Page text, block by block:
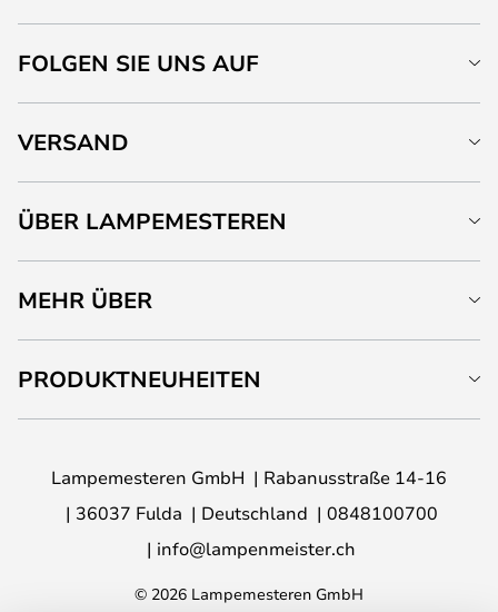
FOLGEN SIE UNS AUF
VERSAND
ÜBER LAMPEMESTEREN
MEHR ÜBER
PRODUKTNEUHEITEN
Lampemesteren GmbH
Rabanusstraße 14-16
36037 Fulda
Deutschland
0848100700
info@lampenmeister.ch
© 2026 Lampemesteren GmbH